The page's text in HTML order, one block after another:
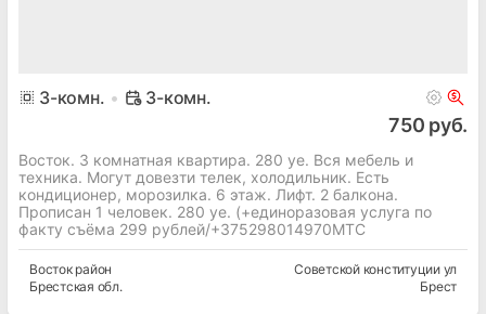
3-комн. 3-комн.
750 руб.
Восток. 3 комнатная квартира. 280 уе. Вся мебель и
техника. Могут довезти телек, холодильник. Есть
кондиционер, морозилка. 6 этаж. Лифт. 2 балкона.
Прописан 1 человек. 280 уе. (+единоразовая услуга по
факту съёма 299 рублей/+375298014970МТС
Востокрайон
Брестская обл.
Советской конституции ул
Брест